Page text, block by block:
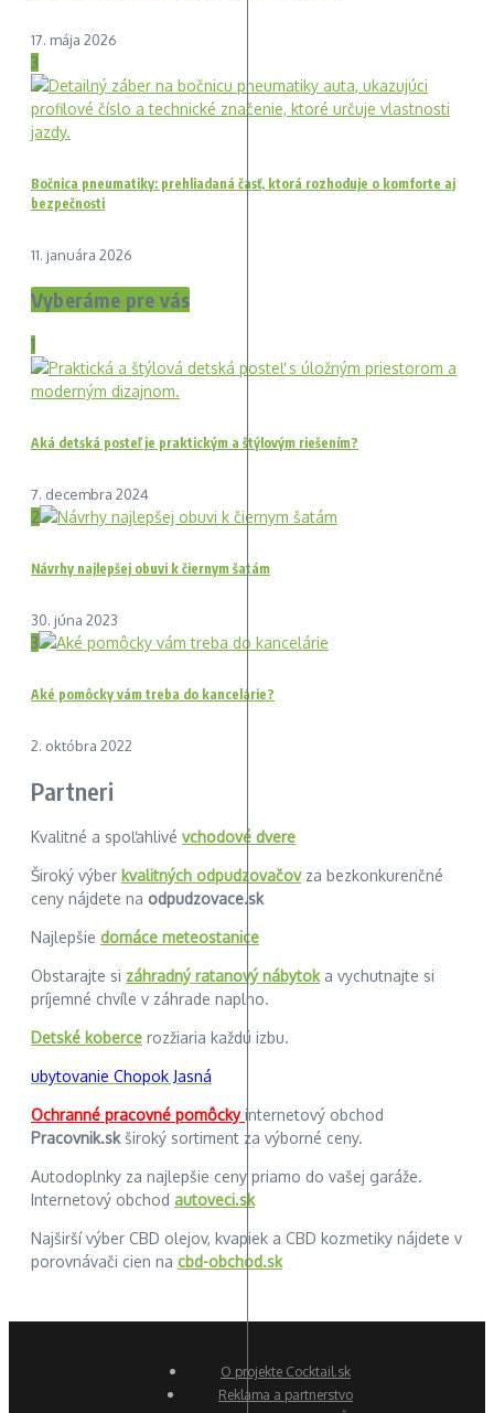
17. mája 2026
3
Bočnica pneumatiky: prehliadaná časť, ktorá rozhoduje o komforte aj
bezpečnosti
11. januára 2026
Vyberáme pre vás
1
Aká detská posteľ je praktickým a štýlovým riešením?
7. decembra 2024
2
Návrhy najlepšej obuvi k čiernym šatám
30. júna 2023
3
Aké pomôcky vám treba do kancelárie?
2. októbra 2022
Partneri
Kvalitné a spoľahlivé vchodové dvere
Široký výber kvalitných odpudzovačovza bezkonkurenčné
ceny nájdete na odpudzovace.sk
Najlepšie domáce meteostanice
Obstarajte si záhradný ratanový nábytoka vychutnajte si
príjemné chvíle v záhrade naplno.
Detské koberce rozžiaria každú izbu.
ubytovanie Chopok Jasná
Ochranné pracovné pomôckyinternetový obchod
Pracovnik.skširoký sortiment za výborné ceny.
Autodoplnky za najlepšie ceny priamo do vašej garáže.
Internetový obchod autoveci.sk
Najširší výber CBD olejov, kvapiek a CBD kozmetiky nájdete v
porovnávači cien na cbd-obchod.sk
O projekte Cocktail.sk
Reklama a partnerstvo